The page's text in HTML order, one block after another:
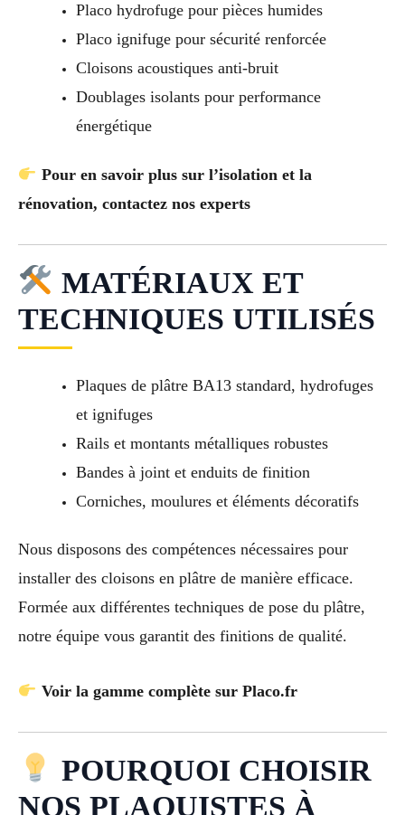
Placo hydrofuge pour pièces humides
Placo ignifuge pour sécurité renforcée
Cloisons acoustiques anti-bruit
Doublages isolants pour performance
énergétique
Pour en savoir plus sur l’isolation et la
rénovation, contactez nos experts
MATÉRIAUX ET
TECHNIQUES UTILISÉS
Plaques de plâtre BA13 standard, hydrofuges
et ignifuges
Rails et montants métalliques robustes
Bandes à joint et enduits de finition
Corniches, moulures et éléments décoratifs
Nous disposons des compétences nécessaires pour
installer des cloisons en plâtre de manière efficace.
Formée aux différentes techniques de pose du plâtre,
notre équipe vous garantit des finitions de qualité.
Voir la gamme complète sur Placo.fr
POURQUOI CHOISIR
NOS PLAQUISTES À